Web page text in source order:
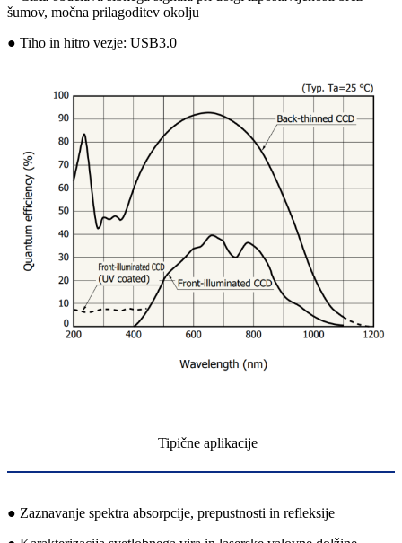
šumov, močna prilagoditev okolju
● Tiho in hitro vezje: USB3.0
Tipične aplikacije
● Zaznavanje spektra absorpcije, prepustnosti in refleksije